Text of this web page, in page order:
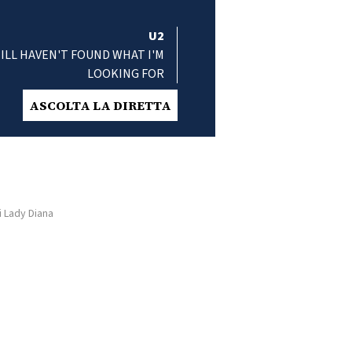
U2
HAVEN'T FOUND WHAT I'M
LOOKING FOR
ASCOLTA LA DIRETTA
Diana